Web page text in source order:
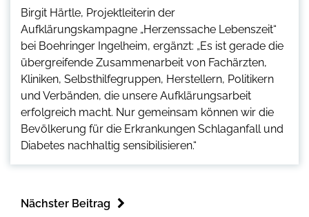
Birgit Härtle, Projektleiterin der
Aufklärungskampagne „Herzenssache Lebenszeit“
bei Boehringer Ingelheim, ergänzt: „Es ist gerade die
übergreifende Zusammenarbeit von Fachärzten,
Kliniken, Selbsthilfegruppen, Herstellern, Politikern
und Verbänden, die unsere Aufklärungsarbeit
erfolgreich macht. Nur gemeinsam können wir die
Bevölkerung für die Erkrankungen Schlaganfall und
Diabetes nachhaltig sensibilisieren.“
Nächster Beitrag